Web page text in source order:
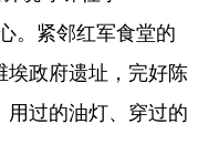
。紧邻红军食堂的
埃政府遗址，完好陈
用过的油灯、穿过的